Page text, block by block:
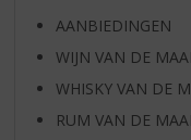
AANBIEDINGEN
WIJN VAN DE
WHISKY VAN DE
RUM VAN DE